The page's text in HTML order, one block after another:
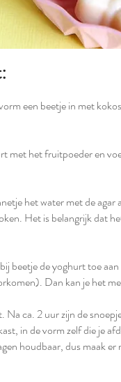
een beetje in met
met het fruitpoeder en
het water met de agar
Het is belangrijk dat
beetje de yoghurt toe
Dan kan je het
Na ca. 2 uur zijn de
in de vorm zelf die je
houdbaar, dus maak